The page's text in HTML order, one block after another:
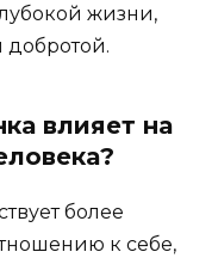
жизни,
влияет на
более
к себе,